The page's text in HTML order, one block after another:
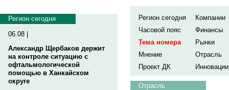
Регион сегодня
06.08 |
Александр Щербаков держит
на контроле ситуацию с
офтальмологической
помощью в Ханкайском
округе
Регион сегодня
Компании
Часовой пояс
Финансы
Тема номера
Рынки
Мнение
Отрасль
Проект ДК
Инновации
Отрасль